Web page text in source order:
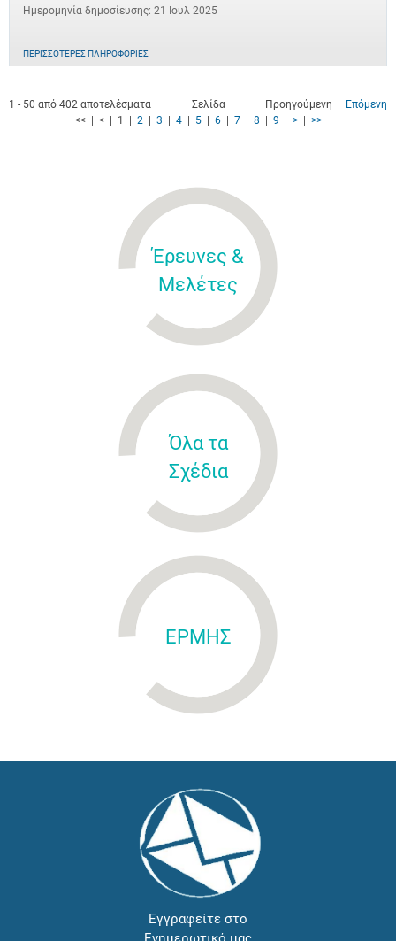
Ημερομηνία δημοσίευσης: 21 Ιουλ 2025
ΠΕΡΙΣΣΌΤΕΡΕΣ ΠΛΗΡΟΦΟΡΊΕΣ
1 - 50 από 402 αποτελέσματα Προηγούμενη | Επόμενη
Σελίδα
<< | < | 1 | 2| 3 4| 5| 6| 7| 8 9 >| >>
Έρευνες &
Μελέτες
Όλα τα
Σχέδια
ΕΡΜΗΣ
Εγγραφείτε στο